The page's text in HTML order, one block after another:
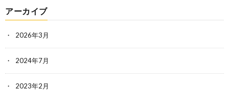
アーカイブ
2026年3月
2024年7月
2023年2月